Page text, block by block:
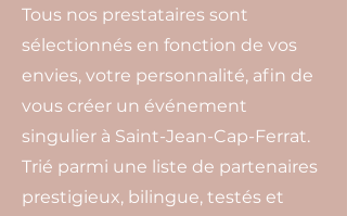
Tous nos prestataires sont
sélectionnés en fonction de vos
envies, votre personnalité, afin de
vous créer un événement
singulier à Saint-Jean-Cap-Ferrat.
Trié parmi une liste de partenaires
prestigieux, bilingue, testés et